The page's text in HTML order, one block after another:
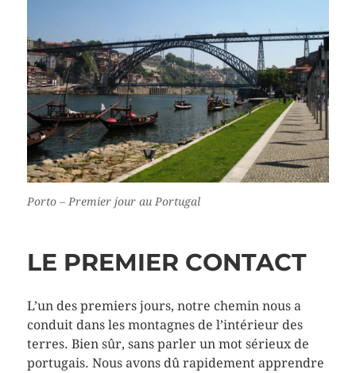
Porto – Premier jour au Portugal
LE PREMIER CONTACT
L’un des premiers jours, notre chemin nous a
conduit dans les montagnes de l’intérieur des
terres. Bien sûr, sans parler un mot sérieux de
portugais. Nous avons dû rapidement apprendre